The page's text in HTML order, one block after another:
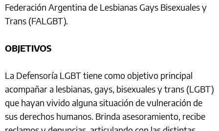
Federación Argentina de Lesbianas Gays Bisexuales y
Trans (FALGBT).
OBJETIVOS
La Defensoría LGBT tiene como objetivo principal
acompañar a lesbianas, gays, bisexuales y trans (LGBT)
que hayan vivido alguna situación de vulneración de
sus derechos humanos. Brinda asesoramiento, recibe